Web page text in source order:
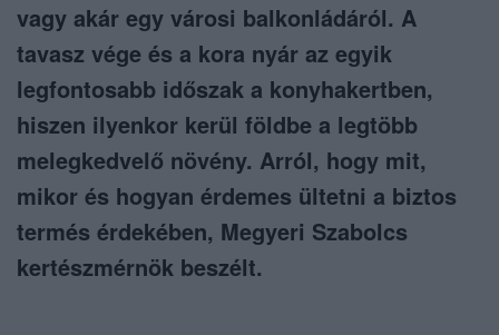
vagy akár egy városi balkonládáról. A
tavasz vége és a kora nyár az egyik
legfontosabb időszak a konyhakertben,
hiszen ilyenkor kerül földbe a legtöbb
melegkedvelő növény. Arról, hogy mit,
mikor és hogyan érdemes ültetni a biztos
termés érdekében, Megyeri Szabolcs
kertészmérnök beszélt.